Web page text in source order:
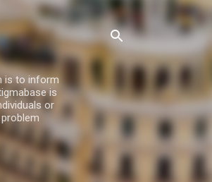
is to inform
is
or